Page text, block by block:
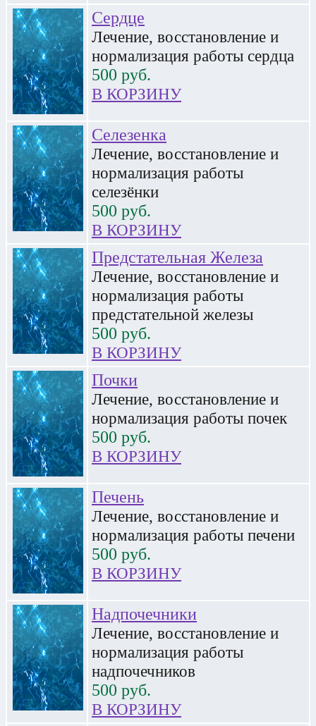
Сердце
Лечение, восстановление и
нормализация работы сердца
500 руб.
В КОРЗИНУ
Селезенка
Лечение, восстановление и
нормализация работы
селезёнки
500 руб.
В КОРЗИНУ
Предстательная Железа
Лечение, восстановление и
нормализация работы
предстательной железы
500 руб.
В КОРЗИНУ
Почки
Лечение, восстановление и
нормализация работы почек
500 руб.
В КОРЗИНУ
Печень
Лечение, восстановление и
нормализация работы печени
500 руб.
В КОРЗИНУ
Надпочечники
Лечение, восстановление и
нормализация работы
надпочечников
500 руб.
В КОРЗИНУ